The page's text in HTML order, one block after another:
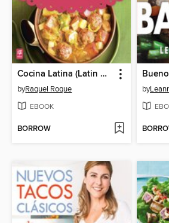
Cocina Latina (Latin Cooking)
byRaquel Roque
EBOOK
BORROW
by